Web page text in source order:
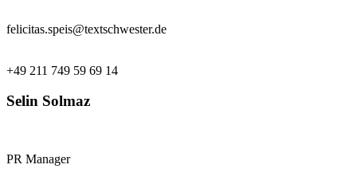
felicitas.speis@textschwester.de
+49 211 749 59 69 14
Selin Solmaz
PR Manager